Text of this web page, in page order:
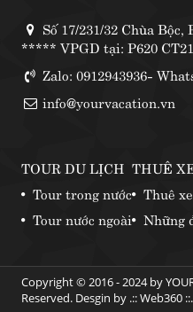
Số 17/231/32 Chùa
***** VPGD tại: P620
Zalo: 0912943936-
info@yourvacation.vn
TOUR DU LỊCH
Tour trong nước
Tour nước ngoài
THUÊ
Thuê
Những
Copyright © 2016 - 2024 by
Reserved. Desgin by .::Web360 ::.